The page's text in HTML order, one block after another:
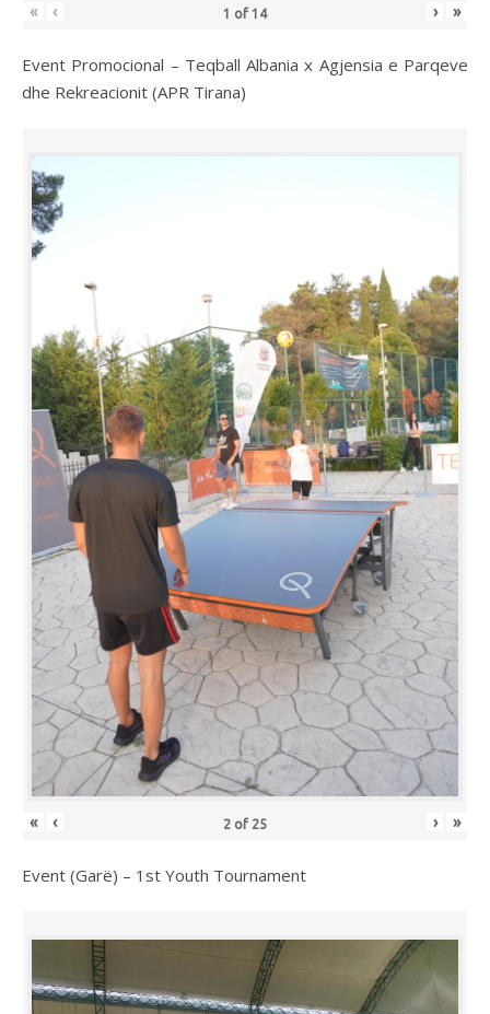
« ‹ 1 of 14 › »
Event Promocional – Teqball Albania x Agjensia e Parqeve
dhe Rekreacionit (APR Tirana)
« ‹ 2 of 25 › »
Event (Garë) – 1st Youth Tournament